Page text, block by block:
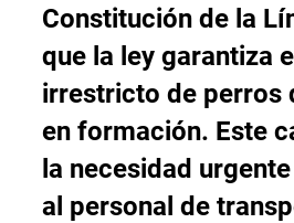
Constitución de la
que la ley garantiza
irrestricto de perros
en formación. Este
la necesidad
al personal de